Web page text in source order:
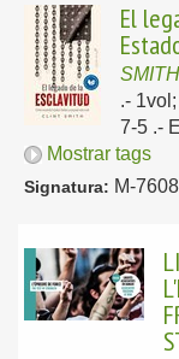
El
.-
7-5 .-
Mostrar tags
Signatura: M-